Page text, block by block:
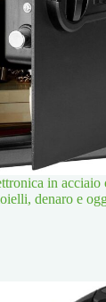
in acciaio
denaro e